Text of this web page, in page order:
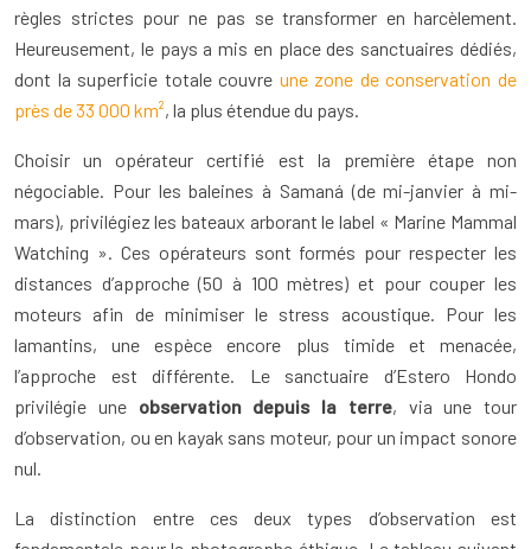
règles strictes pour ne pas se transformer en harcèlement.
Heureusement, le pays a mis en place des sanctuaires dédiés,
dont la superficie totale couvre une zone de conservation de
près de 33 000 km², la plus étendue du pays.
Choisir un opérateur certifié est la première étape non
négociable. Pour les baleines à Samaná (de mi-janvier à mi-
mars), privilégiez les bateaux arborant le label « Marine Mammal
Watching ». Ces opérateurs sont formés pour respecter les
distances d’approche (50 à 100 mètres) et pour couper les
moteurs afin de minimiser le stress acoustique. Pour les
lamantins, une espèce encore plus timide et menacée,
l’approche est différente. Le sanctuaire d’Estero Hondo
privilégie une observation depuis la terre, via une tour
d’observation, ou en kayak sans moteur, pour un impact sonore
nul.
La distinction entre ces deux types d’observation est